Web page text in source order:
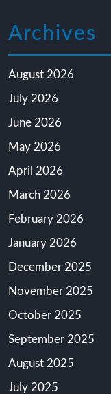
Archives
August 2026
July 2026
June 2026
May 2026
April 2026
March 2026
February 2026
January 2026
December 2025
November 2025
October 2025
September 2025
August 2025
July 2025